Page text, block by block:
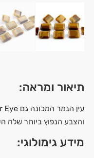
תיאור ומראה:
והצבע הנפוץ ביותר שלה
מידע גימולוגי: